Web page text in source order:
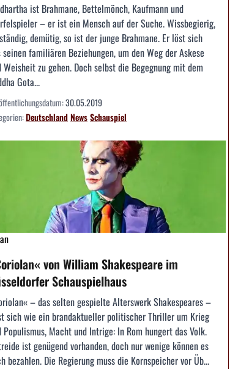
ist Brahmane, Bettelmönch, Kaufmann und
– er ist ein Mensch auf der Suche. Wissbegierig,
demütig, so ist der junge Brahmane. Er löst sich
seinen familiären Beziehungen, um den Weg der Askese
Weisheit zu gehen. Doch selbst die Begegnung mit dem
Gota...
30.05.2019
DeutschlandNewsSchauspiel
von William Shakespeare im
Schauspielhaus
– das selten gespielte Alterswerk Shakespeares –
sich wie ein brandaktueller politischer Thriller um Krieg
Populismus, Macht und Intrige: In Rom hungert das Volk.
ist genügend vorhanden, doch nur wenige können es
bezahlen. Die Regierung muss die Kornspeicher vor Üb...